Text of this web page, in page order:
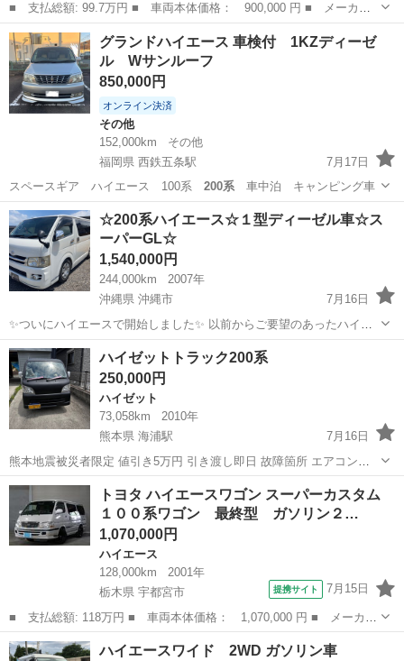
■ 支払総額: 99.7万円 ■ 車両本体価格： 900,000 円 ■ メーカー
名： ダイハツ ■ 車種名： ムーヴ ■ グレード名： エアロダウ
ンＲＳリミテッド 走行１万キロ台 ＨＩＤライト タイミングベル
ト交換済み ...
千葉 柏市
グランドハイエース 車検付 1KZディーゼ
ル Wサンルーフ
850,000円
オンライン決済
その他
152,000km
その他
福岡県 西鉄五条駅
7月17日
スペースギア ハイエース 100系 200系車中泊 キャンピング車
福岡 太宰府市 西鉄五条駅 その他
☆200系ハイエース☆１型ディーゼル車☆ス
ーパーGL☆
1,540,000円
244,000km
2007年
沖縄県 沖縄市
7月16日
✨ついにハイエースで開始しました✨ 以前からご要望のあったハイエ
ースでの車楽分割払い対応ができるようになりました💁 今までは、軽
バンやその他の車種で車楽分割払いを受け付けてましたが、ようやく
ハイエースでも対応できるように...
沖縄 沖縄市 トヨタ 200系
ハイゼットトラック200系
250,000円
ハイゼット
73,058km
2010年
熊本県 海浦駅
7月16日
熊本地震被災者限定 値引き5万円 引き渡し即日 故障箇所 エアコン効
きません 温風は出ます クラッチが多少滑ります 購入後気になる方は
交換をお勧めします 全て純正に戻します 社外ワンオフマフラーは
+3000円でつけます...
熊本 天草市 海浦駅 ハイゼット
トヨタ ハイエースワゴン スーパーカスタム
１００系ワゴン 最終型 ガソリン２…
1,070,000円
ハイエース
128,000km
2001年
栃木県 宇都宮市
提携サイト 7月15日
■ 支払総額: 118万円 ■ 車両本体価格： 1,070,000 円 ■ メーカー
名： トヨタ ■ 車種名： ハイエースワゴン ■ グレード名： ス
ーパーカスタム １００系ワゴン 最終型 ガソリン２４００ｃｃ
栃木 宇都宮市
ハイエースワイド 2WD ガソリン車